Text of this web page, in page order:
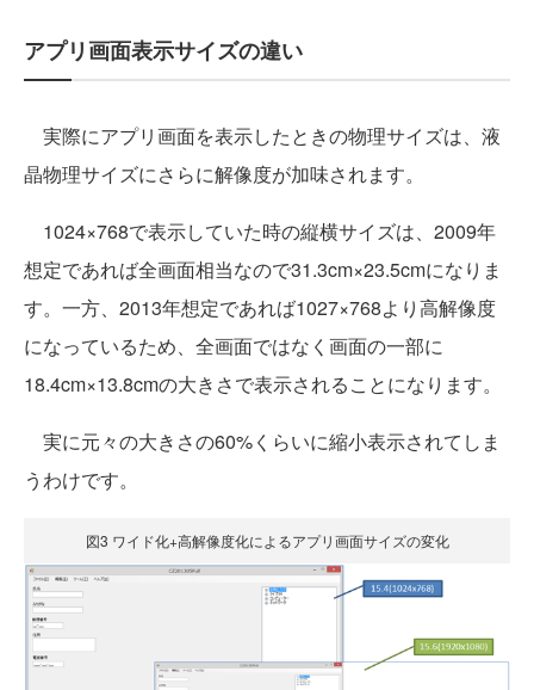
アプリ画面表示サイズの違い
実際にアプリ画面を表示したときの物理サイズは、液
晶物理サイズにさらに解像度が加味されます。
1024×768で表示していた時の縦横サイズは、2009年
想定であれば全画面相当なので31.3cm×23.5cmになりま
す。一方、2013年想定であれば1027×768より高解像度
になっているため、全画面ではなく画面の一部に
18.4cm×13.8cmの大きさで表示されることになります。
実に元々の大きさの60%くらいに縮小表示されてしま
うわけです。
図3 ワイド化+高解像度化によるアプリ画面サイズの変化